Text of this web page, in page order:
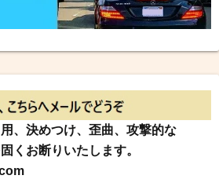
、決めつけ、歪曲、攻撃的な
くお断りいたします。